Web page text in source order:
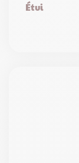
Étui